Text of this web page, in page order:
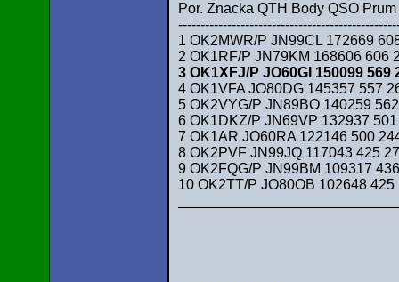
Por. Znacka QTH Body QSO
1 OK2MWR/P JN99CL 172669
2 OK1RF/P JN79KM 168606 606
3 OK1XFJ/P JO60GI 150099 569
4 OK1VFA JO80DG 145357 557
5 OK2VYG/P JN89BO 140259
6 OK1DKZ/P JN69VP 132937
7 OK1AR JO60RA 122146 500
8 OK2PVF JN99JQ 117043 425
9 OK2FQG/P JN99BM 109317
10 OK2TT/P JO80OB 102648